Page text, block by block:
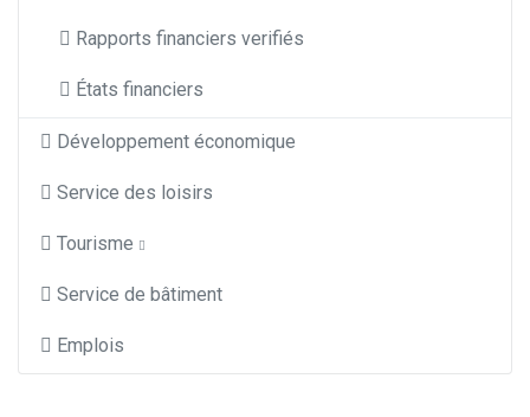
Rapports financiers verifiés
États financiers
Développement économique
Service des loisirs
Tourisme
Service de bâtiment
Emplois